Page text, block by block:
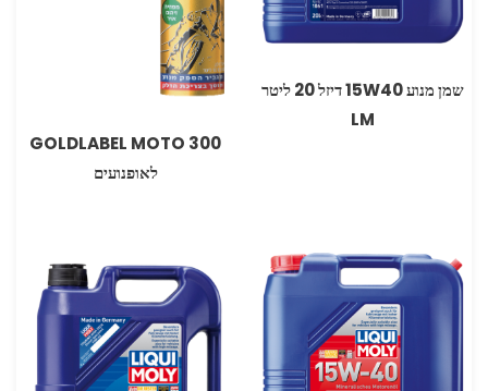
שמן מנוע W40‏15 דיזל 20 ליטר
LM
300 GOLDLABEL MOTO
לאופנועים